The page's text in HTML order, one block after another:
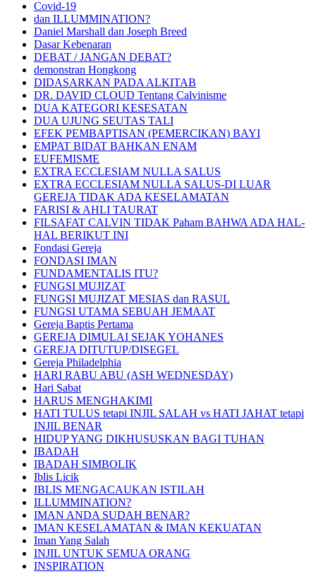
Covid-19
dan ILLUMMINATION?
Daniel Marshall dan Joseph Breed
Dasar Kebenaran
DEBAT / JANGAN DEBAT?
demonstran Hongkong
DIDASARKAN PADA ALKITAB
DR. DAVID CLOUD Tentang Calvinisme
DUA KATEGORI KESESATAN
DUA UJUNG SEUTAS TALI
EFEK PEMBAPTISAN (PEMERCIKAN) BAYI
EMPAT BIDAT BAHKAN ENAM
EUFEMISME
EXTRA ECCLESIAM NULLA SALUS
EXTRA ECCLESIAM NULLA SALUS-DI LUAR
GEREJA TIDAK ADA KESELAMATAN
FARISI & AHLI TAURAT
FILSAFAT CALVIN TIDAK Paham BAHWA ADA HAL-
HAL BERIKUT INI
Fondasi Gereja
FONDASI IMAN
FUNDAMENTALIS ITU?
FUNGSI MUJIZAT
FUNGSI MUJIZAT MESIAS dan RASUL
FUNGSI UTAMA SEBUAH JEMAAT
Gereja Baptis Pertama
GEREJA DIMULAI SEJAK YOHANES
GEREJA DITUTUP/DISEGEL
Gereja Philadelphia
HARI RABU ABU (ASH WEDNESDAY)
Hari Sabat
HARUS MENGHAKIMI
HATI TULUS tetapi INJIL SALAH vs HATI JAHAT tetapi
INJIL BENAR
HIDUP YANG DIKHUSUSKAN BAGI TUHAN
IBADAH
IBADAH SIMBOLIK
Iblis Licik
IBLIS MENGACAUKAN ISTILAH
ILLUMMINATION?
IMAN ANDA SUDAH BENAR?
IMAN KESELAMATAN & IMAN KEKUATAN
Iman Yang Salah
INJIL UNTUK SEMUA ORANG
INSPIRATION